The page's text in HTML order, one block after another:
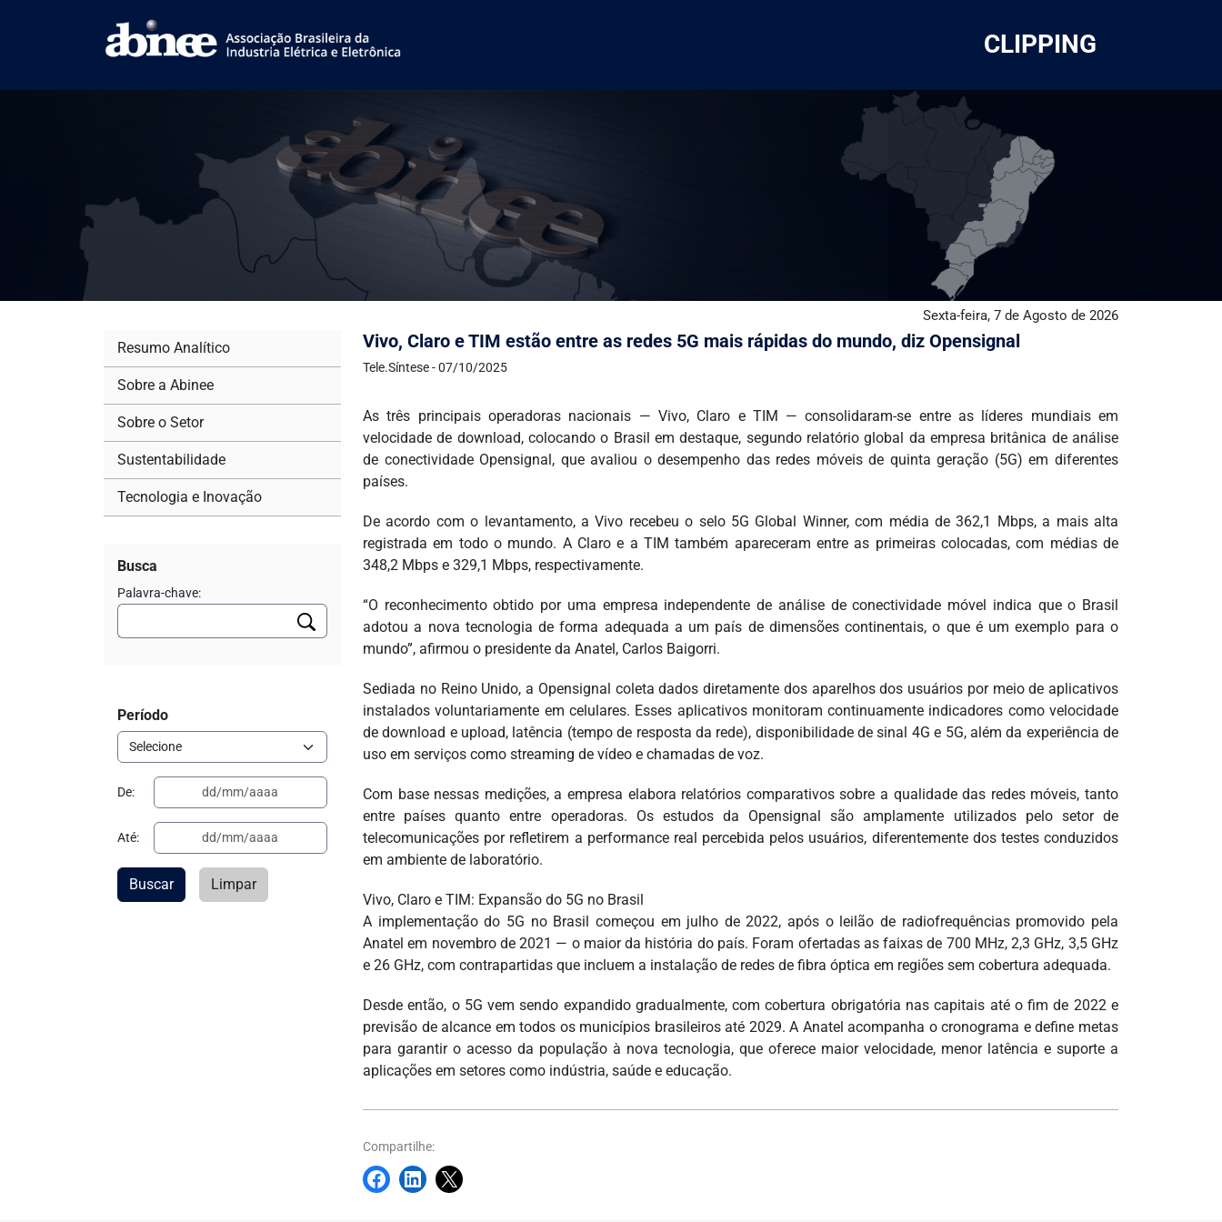
CLIPPING
Sexta-feira, 7 de Agosto de 2026
Vivo, Claro e TIM estão entre as redes 5G mais rápidas do mundo, diz Opensignal
Tele.Síntese - 07/10/2025
As três principais operadoras nacionais — Vivo, Claro e TIM — consolidaram-se entre as líderes mundiais em
velocidade de download, colocando o Brasil em destaque, segundo relatório global da empresa britânica de análise
de conectividade Opensignal, que avaliou o desempenho das redes móveis de quinta geração (5G) em diferentes
países.
De acordo com o levantamento, a Vivo recebeu o selo 5G Global Winner, com média de 362,1 Mbps, a mais alta
registrada em todo o mundo. A Claro e a TIM também apareceram entre as primeiras colocadas, com médias de
348,2 Mbps e 329,1 Mbps, respectivamente.
“O reconhecimento obtido por uma empresa independente de análise de conectividade móvel indica que o Brasil
adotou a nova tecnologia de forma adequada a um país de dimensões continentais, o que é um exemplo para o
mundo”, afirmou o presidente da Anatel, Carlos Baigorri.
Sediada no Reino Unido, a Opensignal coleta dados diretamente dos aparelhos dos usuários por meio de aplicativos
instalados voluntariamente em celulares. Esses aplicativos monitoram continuamente indicadores como velocidade
de download e upload, latência (tempo de resposta da rede), disponibilidade de sinal 4G e 5G, além da experiência de
uso em serviços como streaming de vídeo e chamadas de voz.
Com base nessas medições, a empresa elabora relatórios comparativos sobre a qualidade das redes móveis, tanto
entre países quanto entre operadoras. Os estudos da Opensignal são amplamente utilizados pelo setor de
telecomunicações por refletirem a performance real percebida pelos usuários, diferentemente dos testes conduzidos
em ambiente de laboratório.
Vivo, Claro e TIM: Expansão do 5G no Brasil
A implementação do 5G no Brasil começou em julho de 2022, após o leilão de radiofrequências promovido pela
Anatel em novembro de 2021 — o maior da história do país. Foram ofertadas as faixas de 700 MHz, 2,3 GHz, 3,5 GHz
e 26 GHz, com contrapartidas que incluem a instalação de redes de fibra óptica em regiões sem cobertura adequada.
Desde então, o 5G vem sendo expandido gradualmente, com cobertura obrigatória nas capitais até o fim de 2022 e
previsão de alcance em todos os municípios brasileiros até 2029. A Anatel acompanha o cronograma e define metas
para garantir o acesso da população à nova tecnologia, que oferece maior velocidade, menor latência e suporte a
aplicações em setores como indústria, saúde e educação.
Compartilhe:
Resumo Analítico
Sobre a Abinee
Sobre o Setor
Sustentabilidade
Tecnologia e Inovação
Busca
Palavra-chave:
Período
De:
Até:
Buscar Limpar